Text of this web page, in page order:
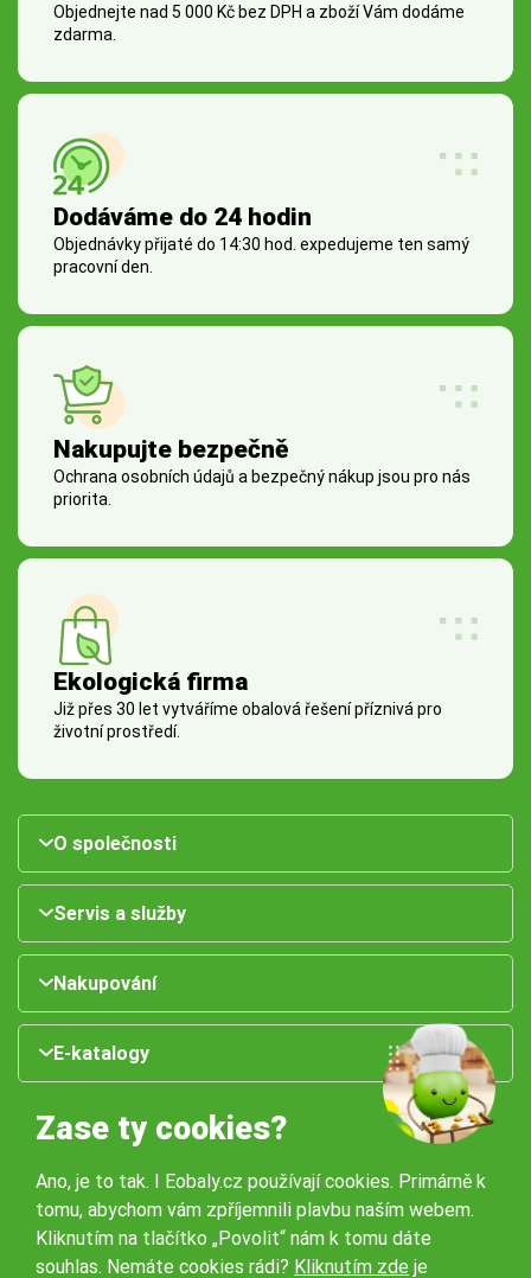
Objednejte nad 5 000 Kč bez DPH a zboží Vám dodáme
zdarma.
Dodáváme do 24 hodin
Objednávky přijaté do 14:30 hod. expedujeme ten samý
pracovní den.
Nakupujte bezpečně
Ochrana osobních údajů a bezpečný nákup jsou pro nás
priorita.
Ekologická firma
Již přes 30 let vytváříme obalová řešení příznivá pro
životní prostředí.
O společnosti
Servis a služby
Nakupování
E-katalogy
Naše pobočky:
Zase ty cookies?
Ano, je to tak. I Eobaly.cz používají cookies. Primárně k
tomu, abychom vám zpříjemnili plavbu naším webem.
Kliknutím na tlačítko „Povolit“ nám k tomu dáte
souhlas. Nemáte cookies rádi? Kliknutím zde je